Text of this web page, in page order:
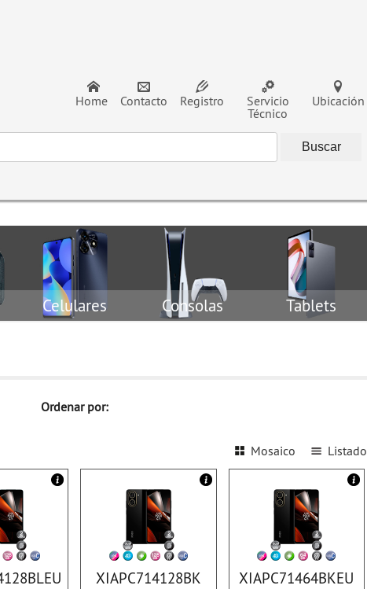
Ubicación
Servicio
Técnico
Registro
Contacto
Home
Celulares Consolas Tablets
Ordenar por:
Listado
Mosaico
XIAPC714128BK XIAPC71464BKEU